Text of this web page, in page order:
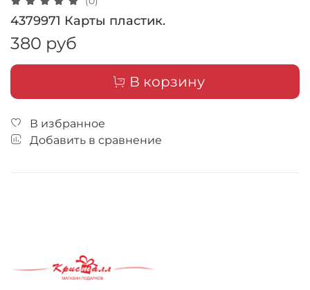
4379971 Карты пластик.
380 руб
В корзину
В избранное
Добавить в сравнение